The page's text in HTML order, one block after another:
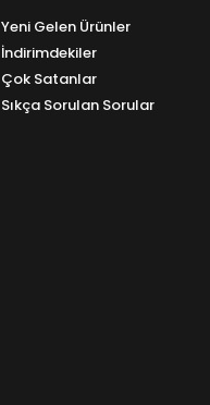
Yeni Gelen Ürünler
İndirimdekiler
Çok Satanlar
Sıkça Sorulan Sorular